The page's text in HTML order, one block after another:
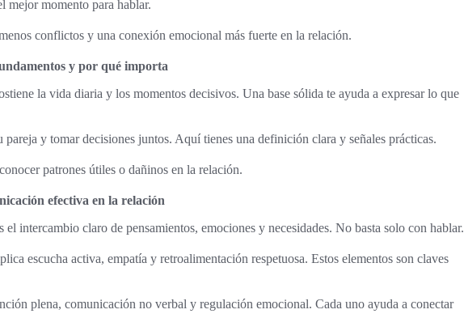
mejor momento para hablar.
conflictos y una conexión emocional más fuerte en la relación.
y por qué importa
la vida diaria y los momentos decisivos. Una base sólida te ayuda a expresar lo que
pareja y tomar decisiones juntos. Aquí tienes una definición clara y señales prácticas.
patrones útiles o dañinos en la relación.
efectiva en la relación
el intercambio claro de pensamientos, emociones y necesidades. No basta solo con hablar.
escucha activa, empatía y retroalimentación respetuosa. Estos elementos son claves
plena, comunicación no verbal y regulación emocional. Cada uno ayuda a conectar